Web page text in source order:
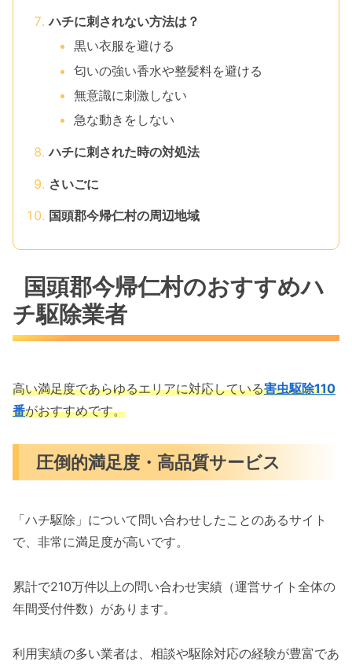
ハチに刺されない方法は？
黒い衣服を避ける
匂いの強い香水や整髪料を避ける
無意識に刺激しない
急な動きをしない
ハチに刺された時の対処法
さいごに
国頭郡今帰仁村の周辺地域
国頭郡今帰仁村のおすすめハ
チ駆除業者
高い満足度であらゆるエリアに対応している害虫駆除110
番がおすすめです。
圧倒的満足度・高品質サービス
「ハチ駆除」について問い合わせしたことのあるサイト
で、非常に満足度が高いです。
累計で210万件以上の問い合わせ実績（運営サイト全体の
年間受付件数）があります。
利用実績の多い業者は、相談や駆除対応の経験が豊富であ